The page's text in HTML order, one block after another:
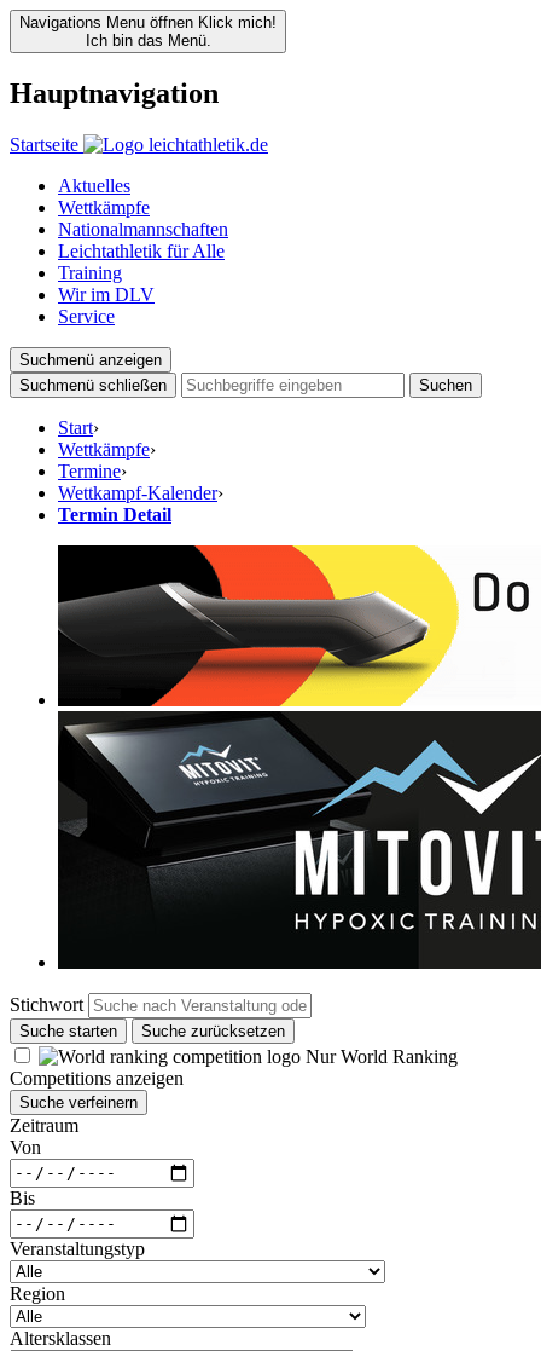
Navigations Menu öffnen Klick mich!
Ich bin das Menü.
Hauptnavigation
Startseite
Aktuelles
Wettkämpfe
Nationalmannschaften
Leichtathletik für Alle
Training
Wir im DLV
Service
Suchmenü anzeigen
Suchmenü schließen
Suchen
Start›
Wettkämpfe›
Termine›
Wettkampf-Kalender›
Termin Detail
Stichwort
Suche starten Suche zurücksetzen
Nur World Ranking
Competitions anzeigen
Suche verfeinern
Zeitraum
Von
Bis
Veranstaltungstyp
Region
Altersklassen